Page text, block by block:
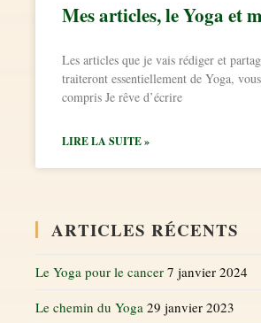
Mes articles, le Yoga et
Les articles que je vais rédiger et
traiteront essentiellement de Yoga,
compris Je rêve d’écrire
LIRE LA SUITE »
ARTICLES RÉCENTS
Le Yoga pour le cancer 7 janvier 2024
Le chemin du Yoga 29 janvier 2023